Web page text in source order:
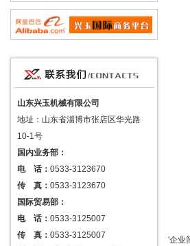
山东兴玉机械有限公司
地址：山东省淄博市张店区华光路
10-1号
国内业务部：
电 话： 0533-3123670
传 真： 0533-3123670
国际贸易部：
电 话： 0533-3125007
传 真： 0533-3125007
'企业